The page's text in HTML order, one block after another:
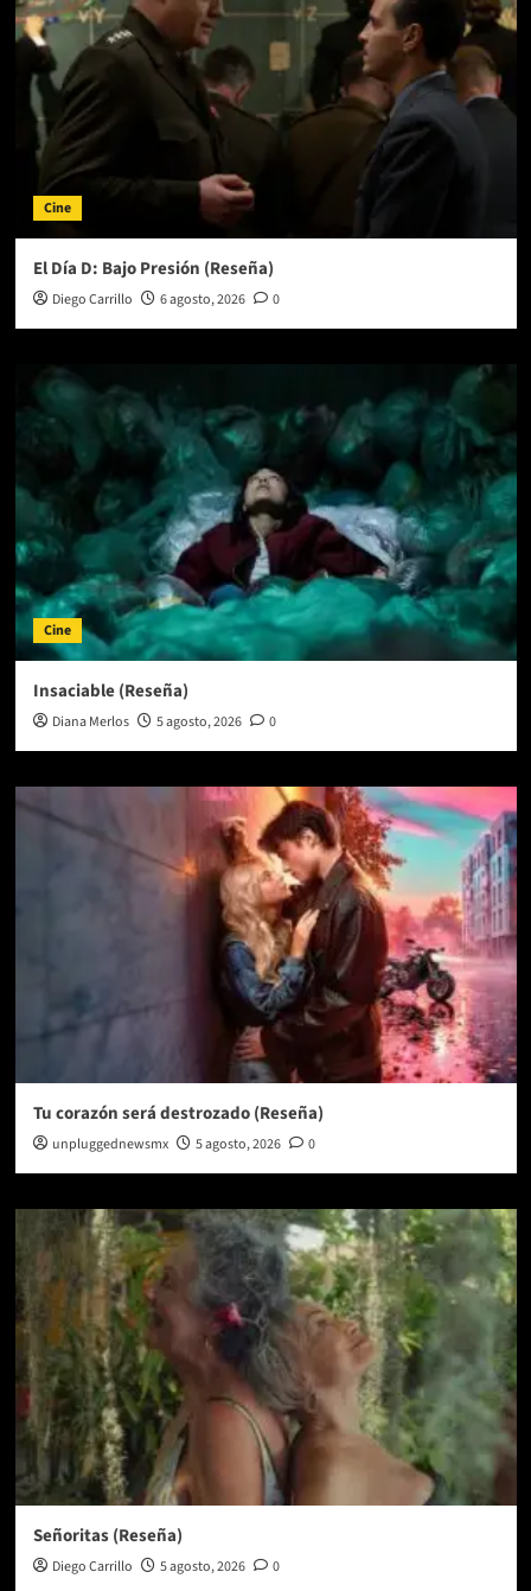
Cine
El Día D: Bajo Presión (Reseña)
Diego Carrillo 6 agosto, 2026 0
Cine
Insaciable (Reseña)
Diana Merlos 5 agosto, 2026 0
Tu corazón será destrozado (Reseña)
unpluggednewsmx 5 agosto, 2026 0
Señoritas (Reseña)
Diego Carrillo 5 agosto, 2026 0